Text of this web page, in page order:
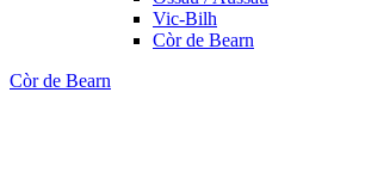
Vic-Bilh
Còr de Bearn
Còr de Bearn